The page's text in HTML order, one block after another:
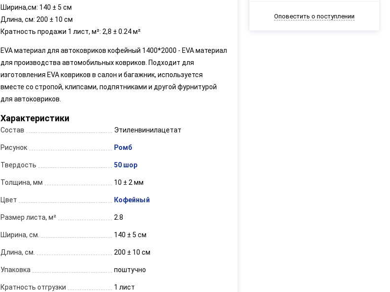
Оповестить о поступлении
Ширина,см: 140 ± 5 см
Длина, см: 200 ± 10 см
Кратность продажи 1 лист, м²: 2,8 ± 0.24 м²
EVA материал для автоковриков кофейный 1400*2000 - EVA материал
для производства автомобильных ковриков. Подходит для
изготовления EVA ковриков в салон и багажник, используется
вместе со стропой, клипсами, подпятниками и другой фурнитурой
для автоковриков.
Характеристики
Состав Этиленвинилацетат
Рисунок Ромб
Твердость 50 шор
Толщина, мм 10 ± 2 мм
Цвет Кофейный
Размер листа, м² 2.8
Ширина, см. 140 ± 5 см
Длина, см. 200 ± 10 см
Упаковка поштучно
Кратность отгрузки 1 лист